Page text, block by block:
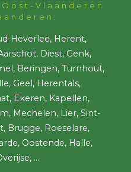
Vlaanderen
Heverlee, Herent,
Diest, Genk,
Beringen, Turnhout,
Geel, Herentals,
Ekeren, Kapellen,
Mechelen, Lier, Sint-
Brugge, Roeselare,
Oostende, Halle,
...